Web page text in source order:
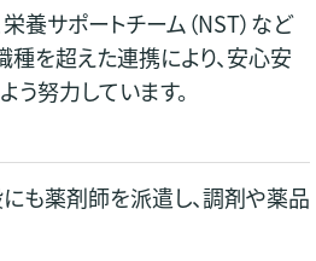
養サポートチーム（NST）など
種を超えた連携により、安心安
努力しています。
も薬剤師を派遣し、調剤や薬品